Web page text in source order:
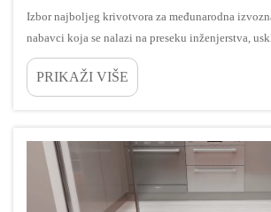
Izbor najboljeg krivotvora za međunarodna
nabavci koja se nalazi na preseku inženjerstva,
komercijalnog rizika. Prava ploča nije samo ona sa
cijenom, jer...
PRIKAŽI VIŠE